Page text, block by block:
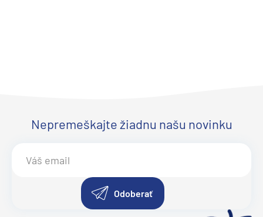
Nepremeškajte žiadnu našu novinku
Odoberať